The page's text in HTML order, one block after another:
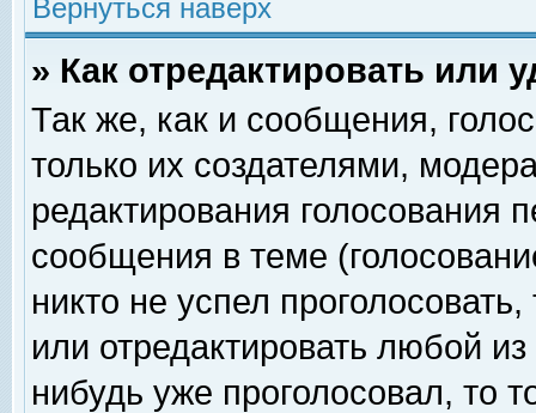
Вернуться наверх
» Как отредактировать или
Так же, как и сообщения,
только их создателями,
редактирования голосования
сообщения в теме
никто не успел
или отредактировать любой
нибудь уже проголосовал, то